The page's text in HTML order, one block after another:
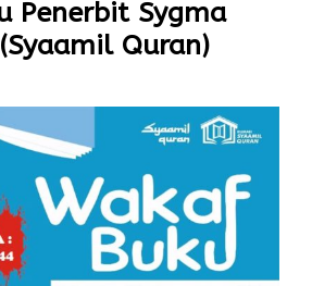
Penerbit Sygma
Quran)